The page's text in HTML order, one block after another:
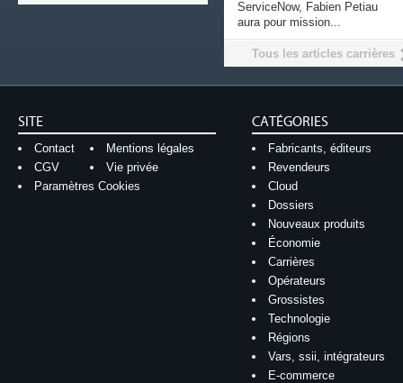
ServiceNow, Fabien Petiau
aura pour mission...
Tous les articles carrières
SITE
Contact
Mentions légales
CGV
Vie privée
Paramètres Cookies
CATÉGORIES
Fabricants, éditeurs
Revendeurs
Cloud
Dossiers
Nouveaux produits
Économie
Carrières
Opérateurs
Grossistes
Technologie
Régions
Vars, ssii, intégrateurs
E-commerce